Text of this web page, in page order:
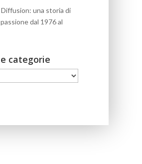
una storia di
dal 1976 al
categorie